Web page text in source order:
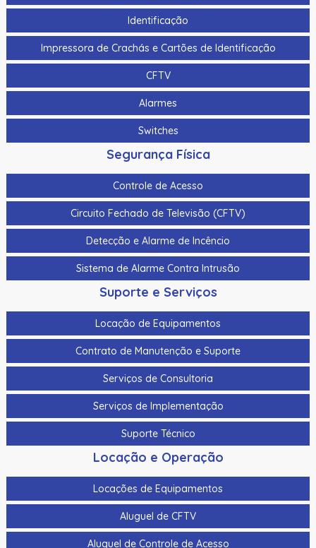
Identificação
Impressora de Crachás e Cartões de Identificação
CFTV
Alarmes
Switches
Segurança Física
Controle de Acesso
Circuito Fechado de Televisão (CFTV)
Detecção e Alarme de Incêncio
Sistema de Alarme Contra Intrusão
Suporte e Serviços
Locação de Equipamentos
Contrato de Manutenção e Suporte
Serviços de Consultoria
Serviços de Implementação
Suporte Técnico
Locação e Operação
Locações de Equipamentos
Aluguel de CFTV
Aluguel de Controle de Acesso